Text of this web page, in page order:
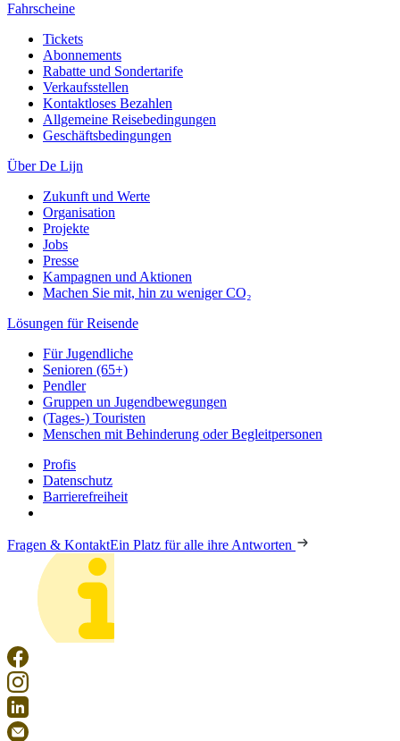
Fahrscheine
Tickets
Abonnements
Rabatte und Sondertarife
Verkaufsstellen
Kontaktloses Bezahlen
Allgemeine Reisebedingungen
Geschäftsbedingungen
Über De Lijn
Zukunft und Werte
Organisation
Projekte
Jobs
Presse
Kampagnen und Aktionen
Machen Sie mit, hin zu weniger CO₂
Lösungen für Reisende
Für Jugendliche
Senioren (65+)
Pendler
Gruppen un Jugendbewegungen
(Tages-) Touristen
Menschen mit Behinderung oder Begleitpersonen
Profis
Datenschutz
Barrierefreiheit
Fragen & KontaktEin Platz für alle ihre Antworten